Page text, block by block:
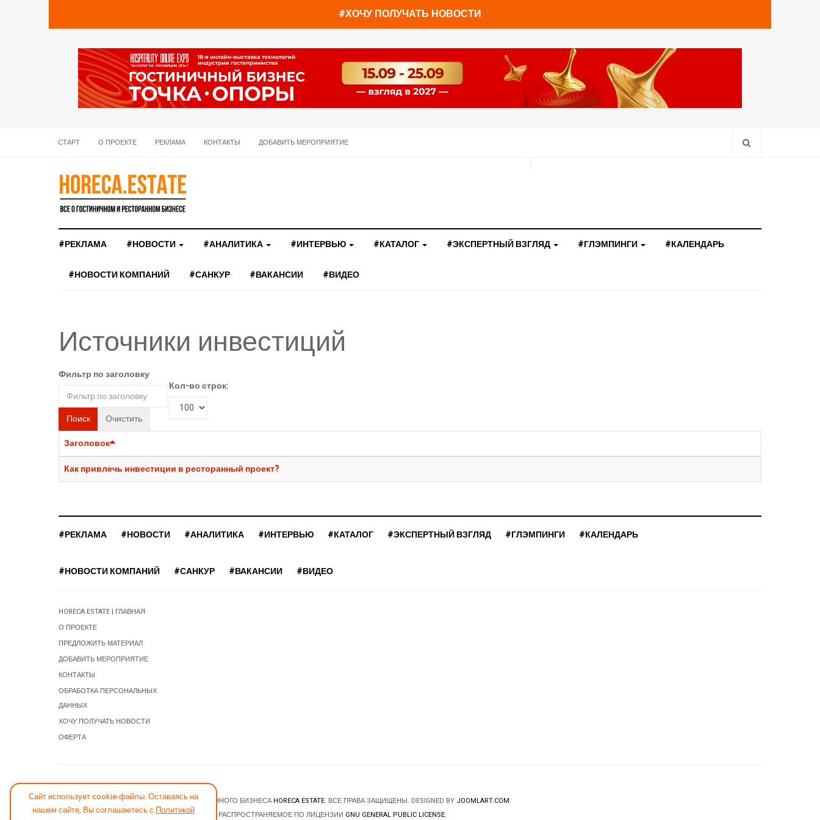
#ХОЧУ ПОЛУЧАТЬ НОВОСТИ
СТАРТ О ПРОЕКТЕ РЕКЛАМА КОНТАКТЫ ДОБАВИТЬ МЕРОПРИЯТИЕ
#РЕКЛАМА #НОВОСТИ #АНАЛИТИКА #ИНТЕРВЬЮ #КАТАЛОГ #ЭКСПЕРТНЫЙ ВЗГЛЯД #ГЛЭМПИНГИ #КАЛЕНДАРЬ
#НОВОСТИ КОМПАНИЙ #САНКУР #ВАКАНСИИ #ВИДЕО
Источники инвестиций
Фильтр по заголовку
Поиск Очистить
Кол-во строк:
Заголовок
Как привлечь инвестиции в ресторанный проект?
Сайт использует cookie-файлы. Оставаясь на
нашем сайте, Вы соглашаетесь с Политикой
#РЕКЛАМА #НОВОСТИ #АНАЛИТИКА #ИНТЕРВЬЮ #КАТАЛОГ #ЭКСПЕРТНЫЙ ВЗГЛЯД #ГЛЭМПИНГИ #КАЛЕНДАРЬ
#НОВОСТИ КОМПАНИЙ #САНКУР #ВАКАНСИИ #ВИДЕО
HORECA ESTATE | ГЛАВНАЯ
О ПРОЕКТЕ
ПРЕДЛОЖИТЬ МАТЕРИАЛ
ДОБАВИТЬ МЕРОПРИЯТИЕ
КОНТАКТЫ
ОБРАБОТКА ПЕРСОНАЛЬНЫХ
ДАННЫХ
ХОЧУ ПОЛУЧАТЬ НОВОСТИ
ОФЕРТА
© 2026 НОВОСТИ ГОСТИНИЧНОГО И РЕСТОРАННОГО БИЗНЕСА HORECA ESTATE. ВСЕ ПРАВА ЗАЩИЩЕНЫ. DESIGNED BY JOOMLART.COM.
JOOMLA! CMS- ПРОГРАММНОЕ ОБЕСПЕЧЕНИЕ, РАСПРОСТРАНЯЕМОЕ ПО ЛИЦЕНЗИИ GNU GENERAL PUBLIC LICENSE.